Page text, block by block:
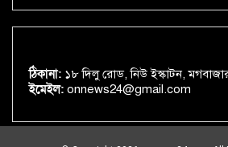
ঠিকানা: ১৮ দিলু রোড, নিউ ইস্কাটন,
ইমেইল: onnews24@gmail.com